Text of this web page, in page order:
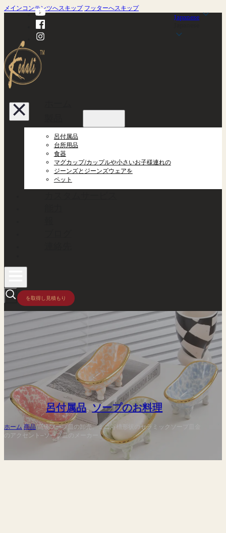
メインコンテンツへスキップ フッターへスキップ
Japanese
呂付属品
台所用品
食器
マグカップ/カップルや小さいお子様連れの
ジーンズとジーンズウェアを
ペット
を取得し見積もり
呂付属品,ソープのお料理
ホーム/商品/高級ソープ皿の卸売、ミニ浴槽形状のセラミックソープ皿金
のアクセント–ソープ皿のメーカー